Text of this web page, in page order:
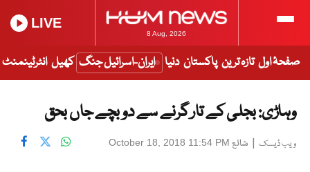
8 Aug, 2026
LIVE
صفحۂ اول تازہ ترین پاکستان دنیا ایران-اسرائیل جنگ کھیل انٹرٹینمنٹ
وہاڑی: بجلی کے تار گرنے سے دو بچے جاں بحق
ویب ڈیسک | شائع October 18, 2018 11:54 PM